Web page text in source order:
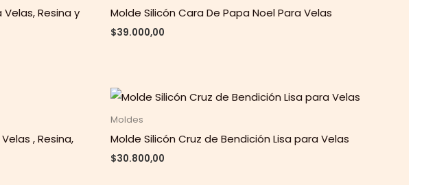
Resina y
Molde Silicón Cara De Papa Noel Para Velas
$39.000,00
, Resina,
Moldes
Molde Silicón Cruz de Bendición Lisa para Velas
$30.800,00